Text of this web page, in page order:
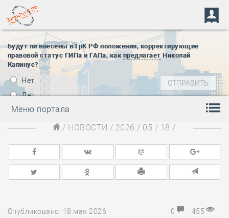
Будут ли внесены в ГрК РФ положения, корректирующие
правовой статус ГИПа и ГАПа, как предлагает Николай
Капинус?
Нет
Да
Меню портала
/ НОВОСТИ / 2026 / 05 / 18 /
Опубликовано: 18 мая 2026
0 455